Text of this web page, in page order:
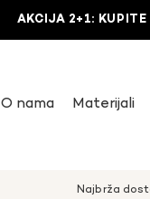
AKCIJA 2+1:
O nama Materijali
Najbrža